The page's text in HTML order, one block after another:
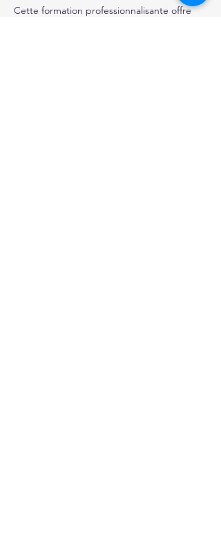
Cette formation professionnalisante offre